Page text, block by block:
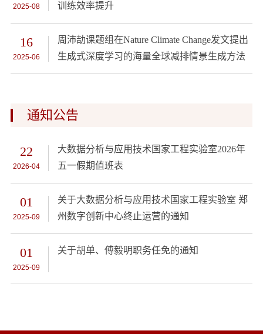
2025-08
训练效率提升
16
2025-06
周沛劼课题组在Nature Climate Change发文提出
生成式深度学习的海量全球减排情景生成方法
通知公告
22
2026-04
大数据分析与应用技术国家工程实验室2026年
五一假期值班表
01
2025-09
关于大数据分析与应用技术国家工程实验室 郑
州数字创新中心终止运营的通知
01
2025-09
关于胡单、傅毅明职务任免的通知